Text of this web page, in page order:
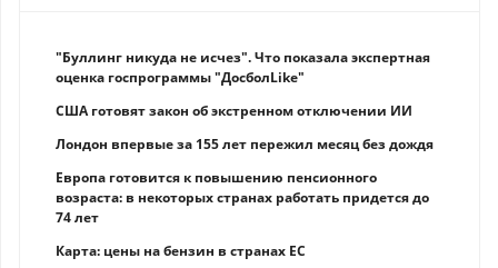
"Буллинг никуда не исчез". Что показала экспертная
оценка госпрограммы "ДосболLike"
США готовят закон об экстренном отключении ИИ
Лондон впервые за 155 лет пережил месяц без дождя
Европа готовится к повышению пенсионного
возраста: в некоторых странах работать придется до
74 лет
Карта: цены на бензин в странах ЕС